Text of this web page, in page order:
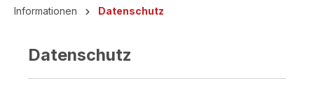
Informationen Datenschutz
Datenschutz